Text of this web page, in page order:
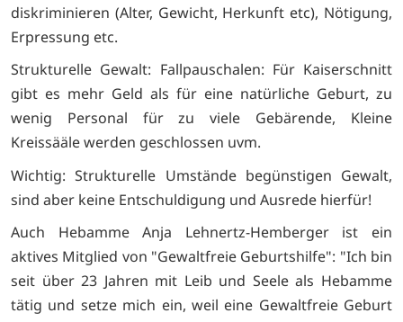
diskriminieren (Alter, Gewicht, Herkunft etc), Nötigung,
Erpressung etc.
Strukturelle Gewalt: Fallpauschalen: Für Kaiserschnitt
gibt es mehr Geld als für eine natürliche Geburt, zu
wenig Personal für zu viele Gebärende, Kleine
Kreissääle werden geschlossen uvm.
Wichtig: Strukturelle Umstände begünstigen Gewalt,
sind aber keine Entschuldigung und Ausrede hierfür!
Auch Hebamme Anja Lehnertz-Hemberger ist ein
aktives Mitglied von "Gewaltfreie Geburtshilfe": "Ich bin
seit über 23 Jahren mit Leib und Seele als Hebamme
tätig und setze mich ein, weil eine Gewaltfreie Geburt